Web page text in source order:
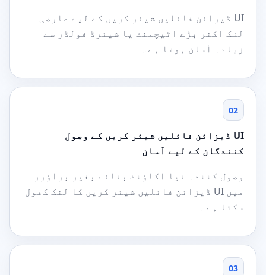
UI ڈیزائن فائلیں شیئر کریں کے لیے عارضی
لنک اکثر بڑے اٹیچمنٹ یا شیئرڈ فولڈر سے
زیادہ آسان ہوتا ہے۔
02
UI ڈیزائن فائلیں شیئر کریں کے وصول
کنندگان کے لیے آسان
وصول کنندہ نیا اکاؤنٹ بنائے بغیر براؤزر
میں UI ڈیزائن فائلیں شیئر کریں کا لنک کھول
سکتا ہے۔
03